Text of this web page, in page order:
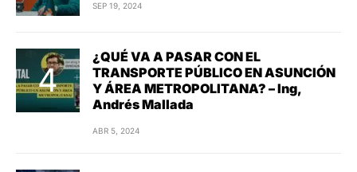
SEP 19, 2024
¿QUÉ VA A PASAR CON EL
TRANSPORTE PÚBLICO EN ASUNCIÓN
Y ÁREA METROPOLITANA? – Ing,
Andrés Mallada
ABR 5, 2024